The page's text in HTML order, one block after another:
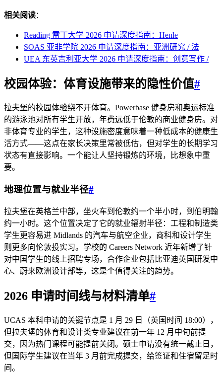
相关阅读：
Reading 雷丁大学 2026 申请深度指南：Henle
SOAS 亚非学院 2026 申请深度指南：亚洲研究 / 法
UEA 东英吉利亚大学 2026 申请深度指南：创意写作 /
校园体验：体育设施带来的隐性价值#
拉夫堡的校园体验绕不开体育。Powerbase 健身房和奥运标准
的游泳池对所有学生开放，年费远低于伦敦的商业健身房。对
非体育专业的学生，这种设施密度意味着一种低成本的健康生
活方式——这点在家长决策里常被低估，但对学生的长期学习
状态有直接影响。一个能让人坚持锻炼的环境，比想象中重
要。
地理位置与就业半径#
拉夫堡在英格兰中部，坐火车到伦敦约一个半小时，到伯明翰
约一小时。这个位置决定了它的就业辐射半径：工程和制造类
学生更容易进 Midlands 的汽车与航空企业，商科和设计学生
则更多向伦敦投实习。学校的 Careers Network 近年新增了针
对中国学生的线上招聘专场，合作企业包括比亚迪英国研发中
心、蔚来欧洲设计部等，这是个值得关注的趋势。
2026 申请时间线与材料清单#
UCAS 本科申请的关键节点是 1 月 29 日（英国时间 18:00），
但拉夫堡的体育和设计类专业建议在前一年 12 月中旬前提
交，因为热门课程可能提前关闭。硕士申请没有统一截止日，
但国际学生建议在当年 3 月前完成提交，给签证和住宿留足时
间。